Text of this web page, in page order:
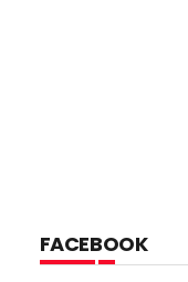
FACEBOOK